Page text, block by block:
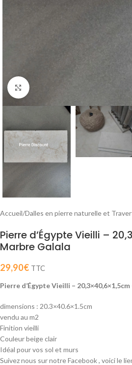
Cliquer pour agrandir
Accueil/Dalles en pierre naturelle et
Pierre d’Égypte Vieilli –
Marbre Galala
29,90€ TTC
Pierre d’Égypte Vieilli –
dimensions : 20.3×40.6×1.5cm
vendu au m2
Finition vieilli
Couleur beige clair
Idéal pour vos sol et murs
Suivez nous sur notre Facebook , voici le